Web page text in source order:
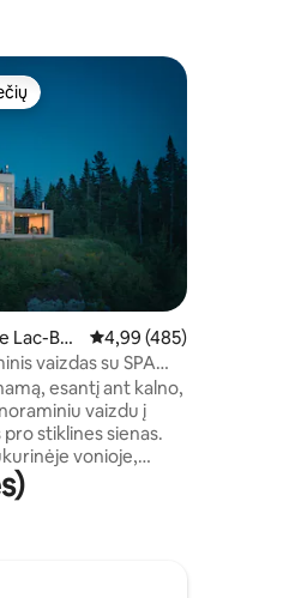
156
Lac-Bea
Vidutinis įvertinimas:
4,99 (485)
vaizdas su SPA
esantį ant kalno,
vaizdu į
stiklines sienas.
vonioje,
metų laiku ir
saulėlydžiais.